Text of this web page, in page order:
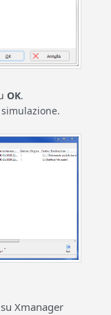
OK.
Xmanager